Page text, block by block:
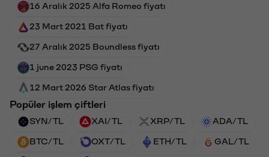
16 Aralık 2025 Alfa Romeo fiyatı
23 Mart 2021 Bat fiyatı
27 Aralık 2025 Boundless fiyatı
1 june 2023 PSG fiyatı
12 Mart 2026 Star Atlas fiyatı
Popüler işlem çiftleri
SYN/TL XAI/TL XRP/TL ADA/TL
BTC/TL OXT/TL ETH/TL GAL/TL